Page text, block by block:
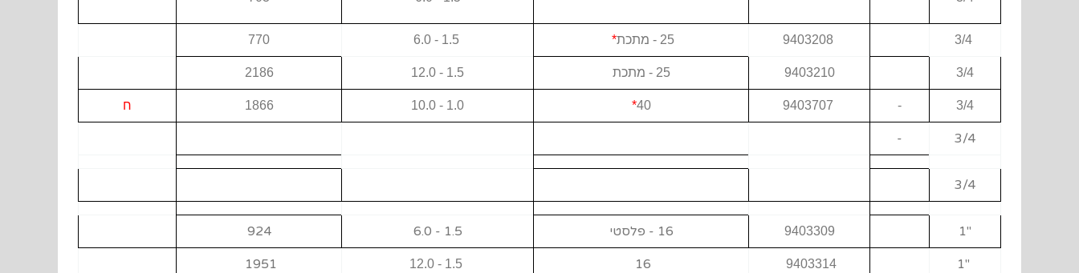
25 - מתכת *
1.5 - 6.0
770
3/4
9403210 25 - מתכת 1.5 - 12.0
2186
3/4
-
40
*
1.0 - 10.0
1866 ח
3/4
-
3/4
"1
9403309 16 - פלסטי 1.5 - 6.0
924
"1
9403314
16
1.5 - 12.0
1951